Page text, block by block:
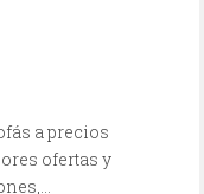
a precios
ofertas y